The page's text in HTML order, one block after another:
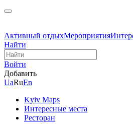
Активный отдыхМероприятия
Найти
Войти
Добавить
UaRuEn
Kyiv Maps
Интересные места
Ресторан